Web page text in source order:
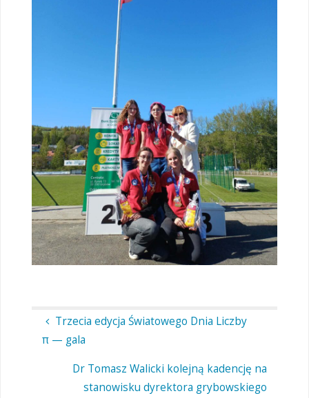
Trzecia edycja Światowego Dnia Liczby
π — gala
Dr Tomasz Walicki kolejną kadencję na
stanowisku dyrektora grybowskiego